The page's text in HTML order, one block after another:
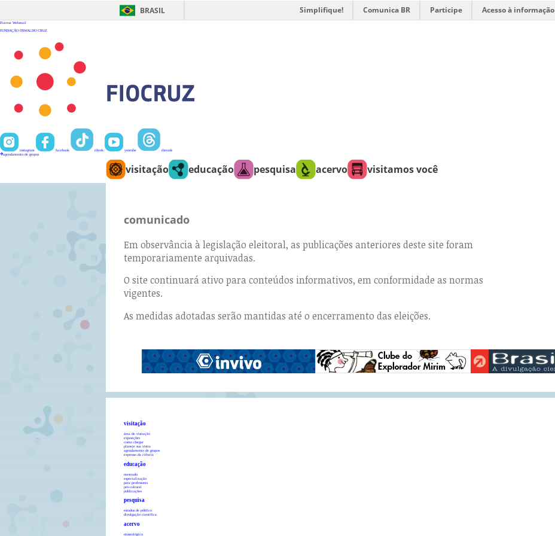
BRASIL Simplifique! Comunica BR Participe Acesso à informação
Fiocruz Webmail
FUNDAÇÃO OSWALDO CRUZ
instagram facebook tiktok youtube
threads
agendamento de grupos
visitação educação pesquisa acervo visitamos você
comunicado
Em observância à legislação eleitoral, as publicações anteriores deste site foram
temporariamente arquivadas.
O site continuará ativo para conteúdos informativos, em conformidade as normas
vigentes.
As medidas adotadas serão mantidas até o encerramento das eleições.
visitação
área de visitação
exposições
como chegar
planeje sua visita
agendamento de grupos
expresso da ciência
educação
mestrado
especialização
para professores
pró-cultural
publicações
pesquisa
estudos de público
divulgação científica
acervo
museológico